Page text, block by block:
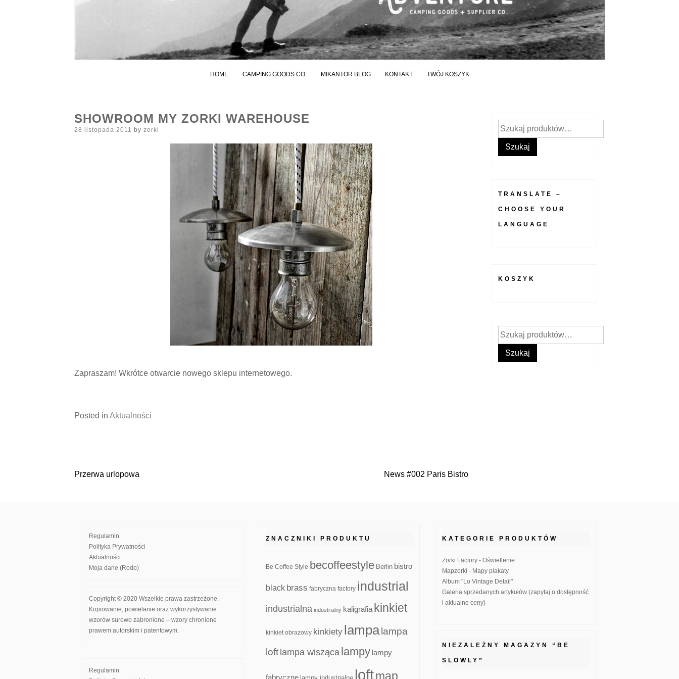
HOME CAMPING GOODS CO. MIKANTOR BLOG KONTAKT TWÓJ KOSZYK
SHOWROOM MY ZORKI WAREHOUSE
Posted
28 listopada 2011 by zorki
Zapraszam! Wkrótce otwarcie nowego sklepu internetowego.
Posted in Aktualności
Nawigacja
Przerwa urlopowa News #002 Paris Bistro
Szukaj:
Szukaj
TRANSLATE –
CHOOSE YOUR
LANGUAGE
KOSZYK
Szukaj:
Szukaj
Regulamin
Polityka Prywatności
Aktualności
Moja dane (Rodo)
Copyright © 2020 Wszelkie prawa zastrzeżone.
Kopiowanie, powielanie oraz wykorzystywanie
wzorów surowo zabronione – wzory chronione
prawem autorskim i patentowym.
Regulamin
ZNACZNIKI PRODUKTU
Be Coffee Style becoffeestyle Berlin bistro
black brass fabryczna factory industrial
industrialna industrialny kaligrafia kinkiet
kinkiet obrazowy kinkiety lampa lampa
loft lampa wisząca lampy lampy
loftmap
KATEGORIE PRODUKTÓW
Zorki Factory - Oświetlenie
Mapzorki - Mapy plakaty
Album "Lo Vintage Detail"
Galeria sprzedanych artykułów (zapytaj o dostępność
i aktualne ceny)
NIEZALEŻNY MAGAZYN “BE
SLOWLY”